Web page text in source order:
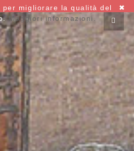
✖
per migliorare la qualità del
Maggiori informazioni.